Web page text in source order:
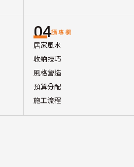
04讀專欄
居家風水
收納技巧
風格營造
預算分配
施工流程